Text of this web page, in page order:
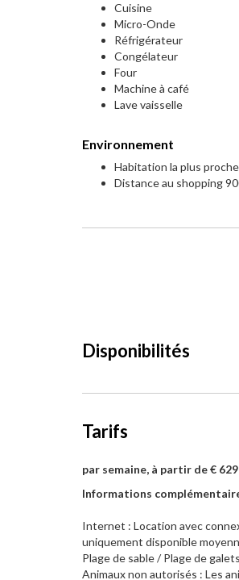
Cuisine
Micro-Onde
Réfrigérateur
Congélateur
Four
Machine à café
Lave vaisselle
Environnement
Habitation la plus
Distance au shopping
Disponibilités
Tarifs
par semaine, à partir de € 629
Informations
Internet : Location avec
uniquement disponible
Plage de sable / Plage de
Animaux non autorisés : Les